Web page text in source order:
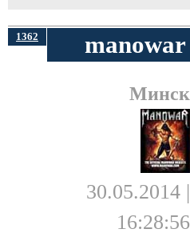
1362 manowar
Минск
30.05.2014 |
16:28:56